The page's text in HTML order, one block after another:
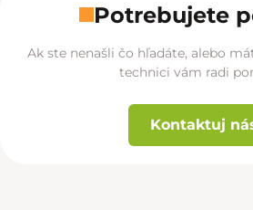
Potrebujete
Ak ste nenašli čo hľadáte, alebo
technici vám radi
Kontaktuj